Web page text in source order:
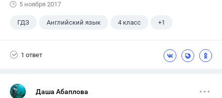
5 ноября 2017
ГДЗ Английский язык 4 класс +1
1 ответ
Даша Абаплова